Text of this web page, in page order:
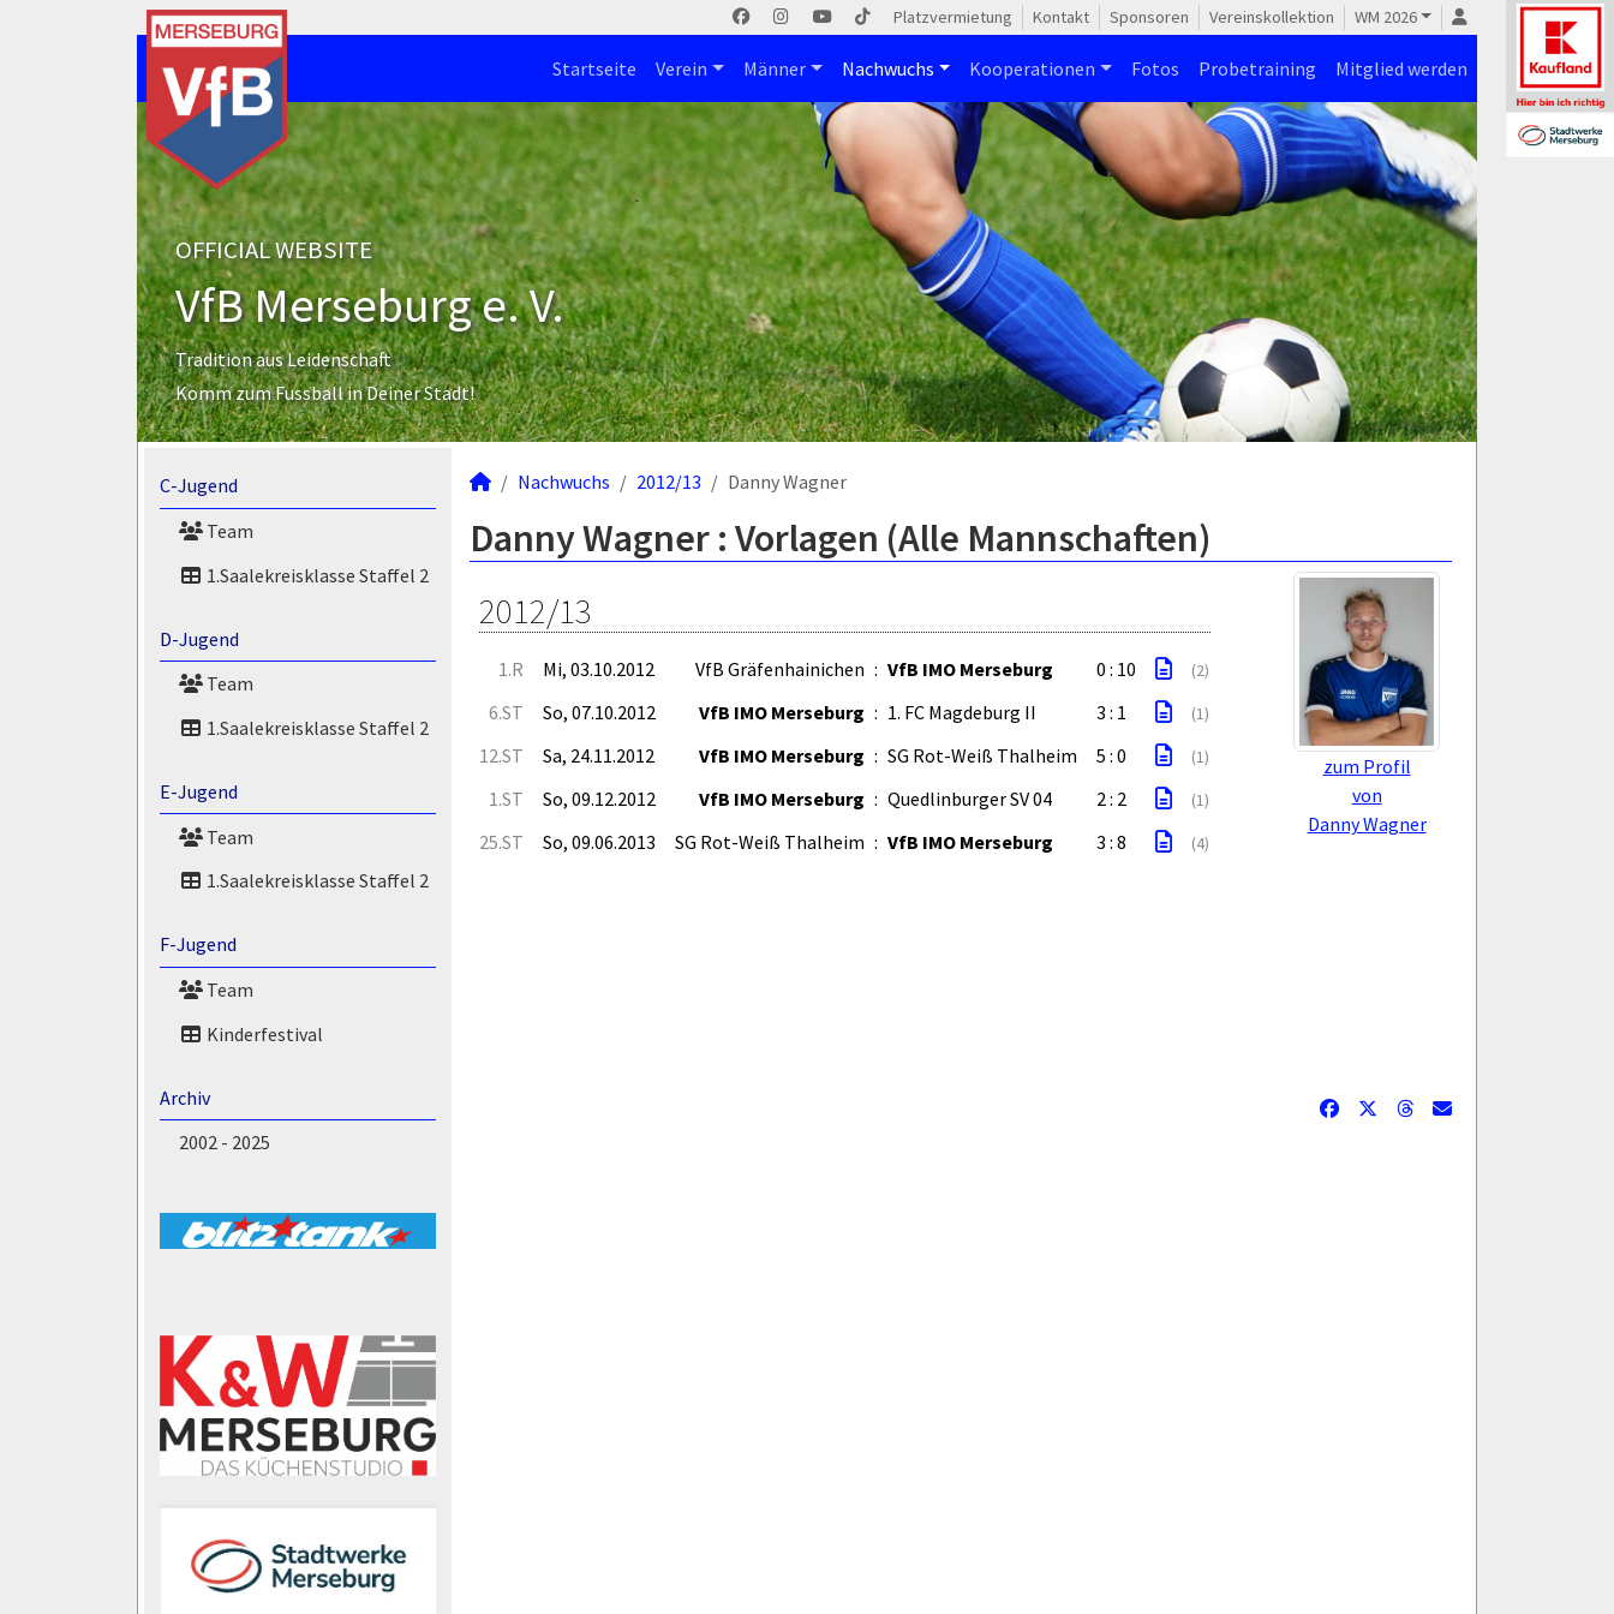
Platzvermietung Kontakt Sponsoren Vereinskollektion WM 2026
Startseite Verein Männer Nachwuchs Kooperationen Fotos Probetraining Mitglied werden
OFFICIAL WEBSITE
VfB Merseburg e. V.
Tradition aus Leidenschaft
Komm zum Fussball in Deiner Stadt!
C-Jugend
Team
1.Saalekreisklasse Staffel 2
D-Jugend
Team
1.Saalekreisklasse Staffel 2
E-Jugend
Team
1.Saalekreisklasse Staffel 2
F-Jugend
Team
Kinderfestival
Archiv
2002 - 2025
Nachwuchs 2012/13 Danny Wagner
Danny Wagner : Vorlagen (Alle Mannschaften)
zum Profil
von
Danny Wagner
2012/13
1.R Mi, 03.10.2012 VfB Gräfenhainichen : VfB IMO Merseburg 0 : 10 (2)
6.ST So, 07.10.2012 VfB IMO Merseburg : 1. FC Magdeburg II 3 : 1 (1)
12.ST Sa, 24.11.2012 VfB IMO Merseburg : SG Rot-Weiß Thalheim 5 : 0 (1)
1.ST So, 09.12.2012 VfB IMO Merseburg : Quedlinburger SV 04 2 : 2 (1)
25.ST So, 09.06.2013 SG Rot-Weiß Thalheim : VfB IMO Merseburg 3 : 8 (4)